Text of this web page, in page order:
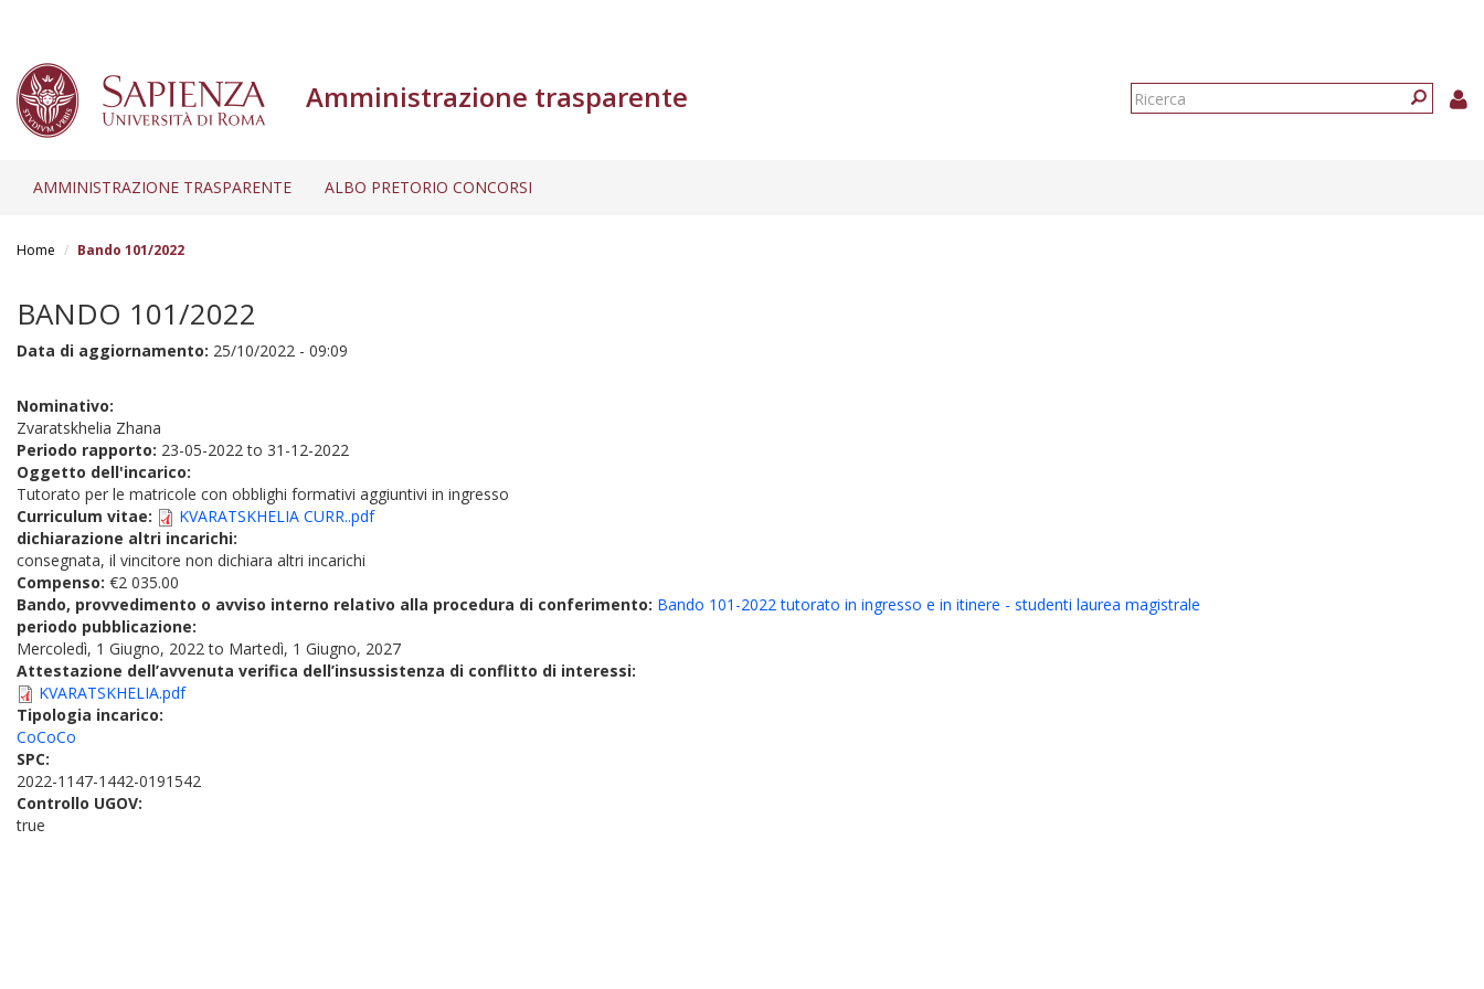
Amministrazione trasparente
Form
AMMINISTRAZIONE TRASPARENTE ALBO PRETORIO CONCORSI
Home Bando 101/2022
BANDO 101/2022
Data di aggiornamento: 25/10/2022 - 09:09
Nominativo:
Zvaratskhelia Zhana
Periodo rapporto: 23-05-2022to 31-12-2022
Oggetto dell'incarico:
Tutorato per le matricole con obblighi formativi aggiuntivi in ingresso
Curriculum vitae:
KVARATSKHELIA CURR..pdf
dichiarazione altri incarichi:
consegnata, il vincitore non dichiara altri incarichi
Compenso: €2 035.00
Bando, provvedimento o avviso interno relativo alla procedura di conferimento: Bando 101-2022 tutorato in ingresso e in itinere - studenti laurea magistrale
periodo pubblicazione:
Mercoledì, 1 Giugno, 2022to Martedì, 1 Giugno, 2027
Attestazione dell’avvenuta verifica dell’insussistenza di conflitto di interessi:
KVARATSKHELIA.pdf
Tipologia incarico:
CoCoCo
SPC:
2022-1147-1442-0191542
Controllo UGOV:
true